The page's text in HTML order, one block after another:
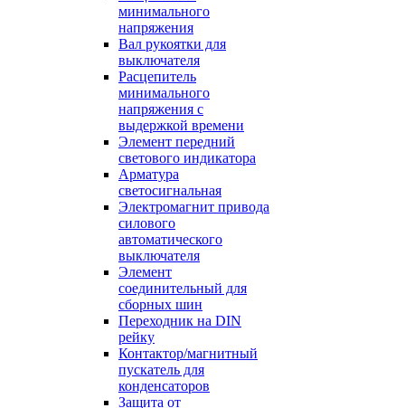
минимального
напряжения
Вал рукоятки для
выключателя
Расцепитель
минимального
напряжения с
выдержкой времени
Элемент передний
светового индикатора
Арматура
светосигнальная
Электромагнит привода
силового
автоматического
выключателя
Элемент
соединительный для
сборных шин
Переходник на DIN
рейку
Контактор/магнитный
пускатель для
конденсаторов
Защита от